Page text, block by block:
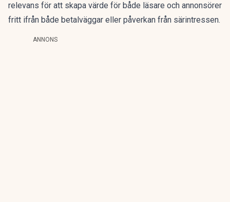
relevans för att skapa värde för både läsare och annonsörer
fritt ifrån både betalväggar eller påverkan från särintressen.
ANNONS